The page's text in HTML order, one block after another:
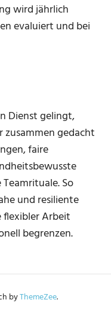
wird jährlich
evaluiert und bei
Dienst gelingt,
zusammen gedacht
faire
So
und resiliente
flexibler Arbeit
begrenzen.
byThemeZee.